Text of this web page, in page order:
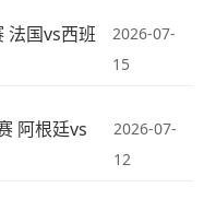
法国vs西班
2026-07-
15
阿根廷vs
2026-07-
12